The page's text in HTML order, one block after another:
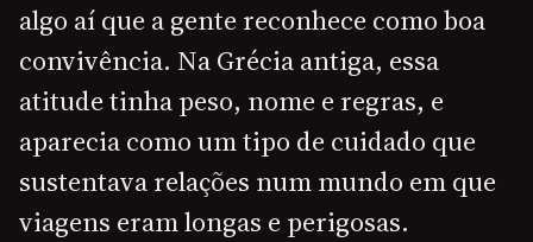
algo aí que a gente reconhece como boa
convivência. Na Grécia antiga, essa
atitude tinha peso, nome e regras, e
aparecia como um tipo de cuidado que
sustentava relações num mundo em que
viagens eram longas e perigosas.